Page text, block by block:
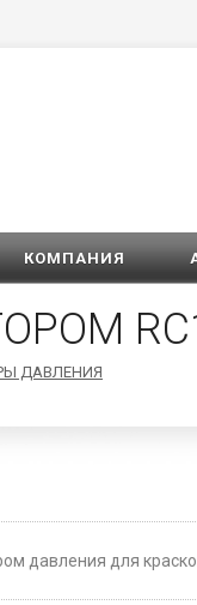
КОМПАНИЯ
ДАВЛЕНИЯ
давления для